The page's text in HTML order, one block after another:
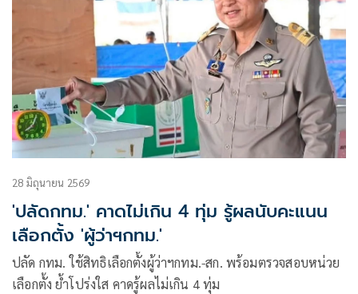
28 มิถุนายน 2569
'ปลัดกทม.' คาดไม่เกิน 4 ทุ่ม รู้ผลนับคะแนน
เลือกตั้ง 'ผู้ว่าฯกทม.'
ปลัด กทม. ใช้สิทธิเลือกตั้งผู้ว่าฯกทม.-สก. พร้อมตรวจสอบหน่วย
เลือกตั้ง ย้ำโปร่งใส คาดรู้ผลไม่เกิน 4 ทุ่ม